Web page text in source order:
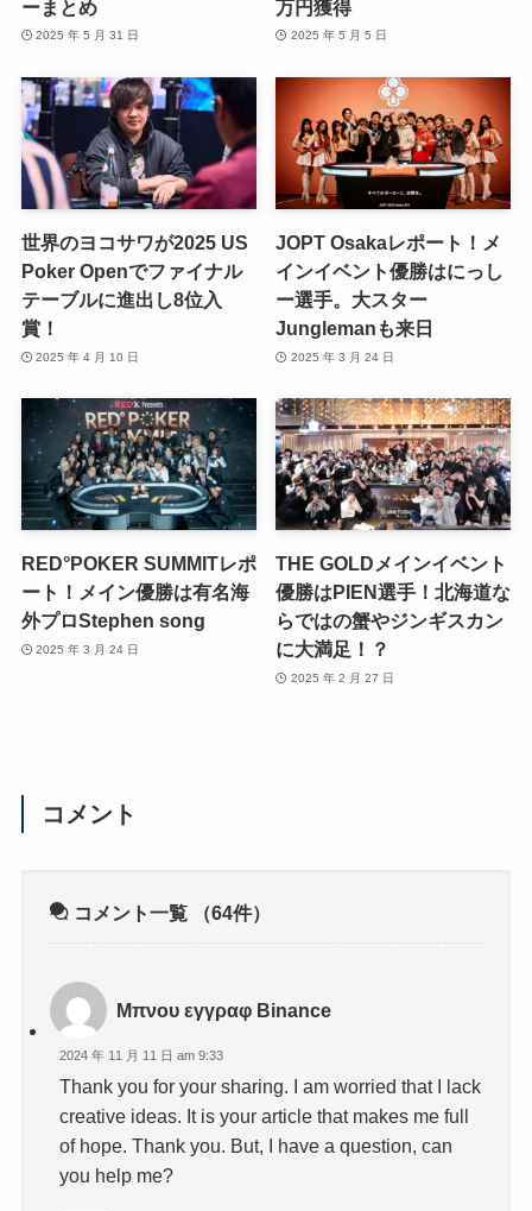
ーまとめ
2025 年 5 月 31 日
万円獲得
2025 年 5 月 5 日
世界のヨコサワが2025 US
Poker Openでファイナル
テーブルに進出し8位入
賞！
2025 年 4 月 10 日
JOPT Osakaレポート！メ
インイベント優勝はにっし
ー選手。大スター
Junglemanも来日
2025 年 3 月 24 日
RED°POKER SUMMITレポ
ート！メイン優勝は有名海
外プロStephen song
2025 年 3 月 24 日
THE GOLDメインイベント
優勝はPIEN選手！北海道な
らではの蟹やジンギスカン
に大満足！？
2025 年 2 月 27 日
コメント
コメント一覧 （64件）
Μπνου εγγραφ Binance
2024 年 11 月 11 日 am 9:33
Thank you for your sharing. I am worried that I lack
creative ideas. It is your article that makes me full
of hope. Thank you. But, I have a question, can
you help me?